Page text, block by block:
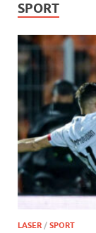
SPORT
LASER / SPORT